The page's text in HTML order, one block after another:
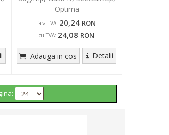
Optima
fara TVA: 20,24 RON
cu TVA: 24,08 RON
Adauga in cos Detalii